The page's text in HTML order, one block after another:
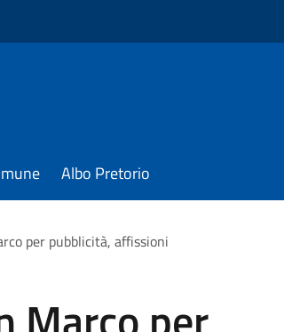
Albo Pretorio
per pubblicità, affissioni